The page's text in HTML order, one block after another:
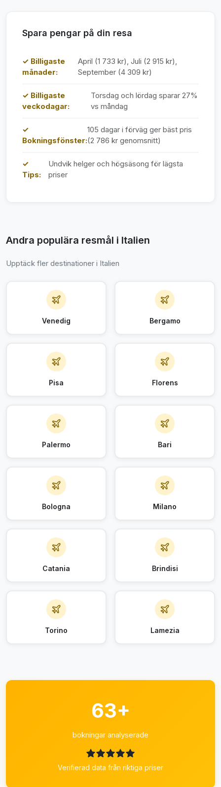
Spara pengar på din resa
✓ Billigaste
månader:
April (1 733 kr), Juli (2 915 kr),
September (4 309 kr)
✓ Billigaste
veckodagar:
Torsdag och lördag sparar 27%
vs måndag
✓
Bokningsfönster:
105 dagar i förväg ger bäst pris
(2 786 kr genomsnitt)
✓
Tips:
Undvik helger och högsäsong för lägsta
priser
Andra populära resmål i Italien
Upptäck fler destinationer i Italien
Venedig Bergamo
Pisa Florens
Palermo Bari
Bologna Milano
Catania Brindisi
Torino Lamezia
63+
bokningar analyserade
Verifierad data från riktiga priser